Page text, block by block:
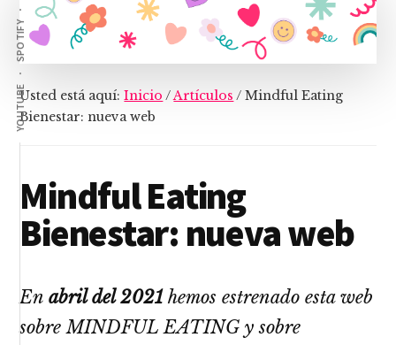
YOUTUBE
SPOTIFY
PREMIUM
Usted está aquí:Inicio /Artículos / Mindful Eating
Bienestar: nueva web
Mindful Eating
Bienestar: nueva web
Enabril del 2021hemos estrenado esta web
sobre MINDFUL EATING y sobre